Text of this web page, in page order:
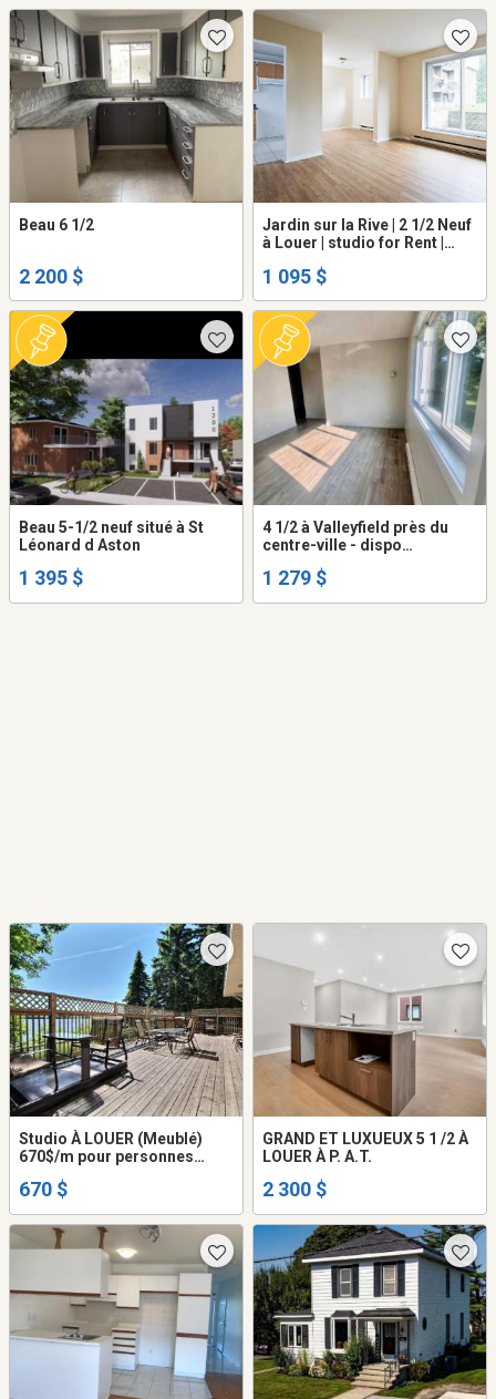
Beau 6 1/2
2 200 $
Jardin sur la Rive | 2 1/2 Neuf
à Louer | studio for Rent |
1 095 $
Beau 5-1/2 neuf situé à St
Léonard d Aston
1 395 $
4 1/2 à Valleyfield près du
centre-ville - dispo
1 279 $
Studio À LOUER (Meublé)
670$/m pour personnes
670 $
GRAND ET LUXUEUX 5 1 /2 À
LOUER À P. A.T.
2 300 $